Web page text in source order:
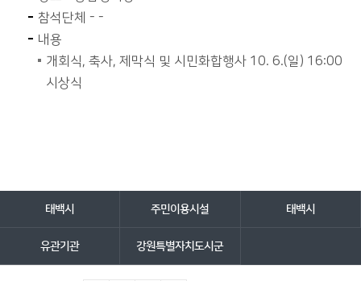
참석단체 - -
내용
개회식, 축사, 제막식 및 시민화합행사 10. 6.(일) 16:00
시상식
바로가기 서비스
태백시 주민이용시설 태백시
유관기관 강원특별자치도시군